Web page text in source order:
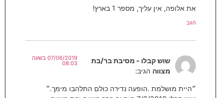
את אלופה, אין עליך, מספר 1 בארץ!
הגב
שוש קבלו - מסיבת בר/בת
מצווה הגיב:
07/06/2019 בשעה
08:03
״היית מושלמת .הופעה נדירה כולם התלהבו מימך.״